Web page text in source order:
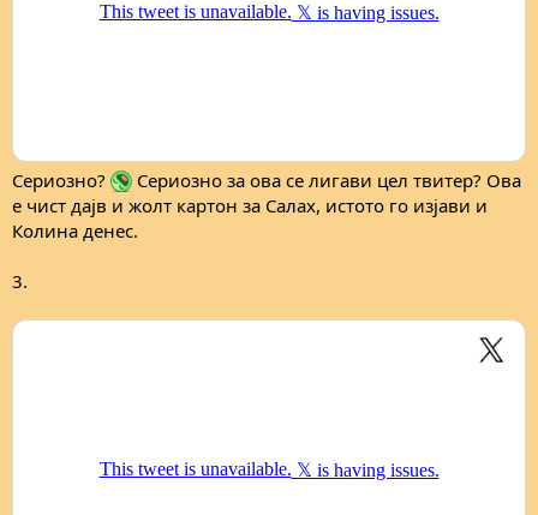
Сериозно?
Сериозно за ова се лигави цел твитер? Ова
е чист дајв и жолт картон за Салах, истото го изјави и
Колина денес.
3.